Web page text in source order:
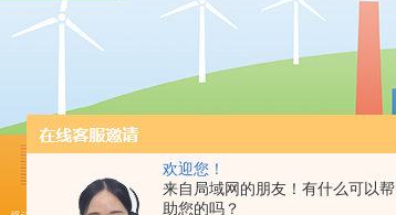
欢迎您！
来自局域网的朋友！有什么可以帮
助您的吗？